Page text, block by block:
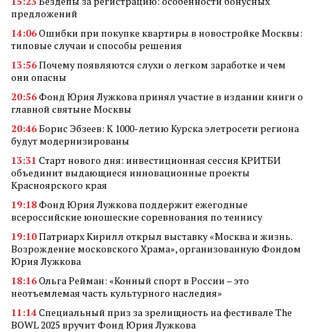
предложений
14:06Ошибки при покупке квартиры в новостройке Москвы:
типовые случаи и способы решения
13:56Почему появляются слухи о легком заработке и чем
они опасны
20:56Фонд Юрия Лужкова принял участие в издании книги о
главной святыне Москвы
20:46Борис Эбзеев: К 1000-летию Курска элетросети региона
будут модернизированы
13:31 Старт нового дня: инвестиционная сессия КРИТБИ
объединит выдающиеся инновационные проекты
Красноярского края
19:18Фонд Юрия Лужкова поддержит ежегодные
всероссийские юношеские соревнования по теннису
19:10Патриарх Кирилл открыл выставку «Москва и жизнь.
Возрождение московского Храма», организованную Фондом
Юрия Лужкова
18:16Ольга Рейман: «Конный спорт в России – это
неотъемлемая часть культурного наследия»
11:14Специальный приз за зрелищность на фестивале The
BOWL 2025 вручит Фонд Юрия Лужкова